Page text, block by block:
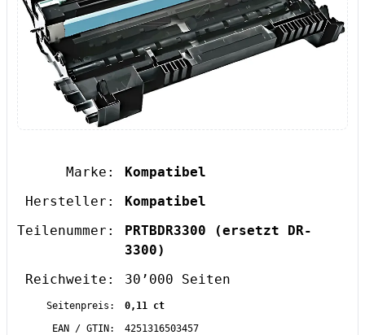
Marke:
Kompatibel
Hersteller:
Kompatibel
Teilenummer:
PRTBDR3300
(ersetzt DR-
3300)
Reichweite:
30’000 Seiten
Seitenpreis:
0,11 ct
EAN / GTIN:
4251316503457